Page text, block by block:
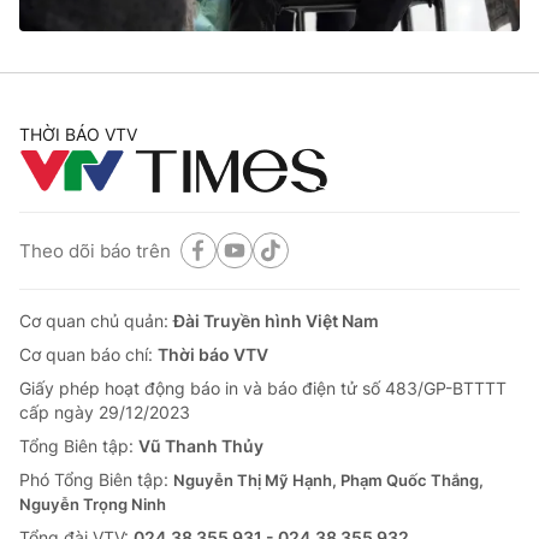
thuận bằng văn bản. Ghi rõ nguồn VTV.vn khi phát hành lại
thông tin từ website này.
THỜI BÁO VTV
Theo dõi báo trên
Cơ quan chủ quản:Đài Truyền hình Việt Nam
Cơ quan báo chí: Thời báo VTV
Giấy phép hoạt động báo in và báo điện tử số 483/GP-BTTTT
cấp ngày 29/12/2023
Tổng Biên tập: Vũ Thanh Thủy
Phó Tổng Biên tập: Nguyễn Thị Mỹ Hạnh, Phạm Quốc Thắng,
Nguyễn Trọng Ninh